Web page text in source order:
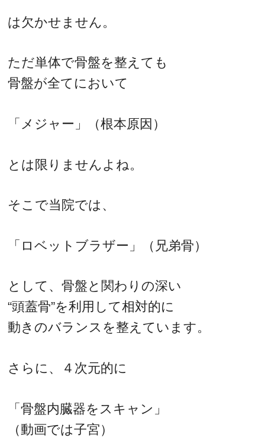
は欠かせません。
ただ単体で骨盤を整えても
骨盤が全てにおいて
「メジャー」（根本原因）
とは限りませんよね。
そこで当院では、
「ロベットブラザー」（兄弟骨）
として、骨盤と関わりの深い
“頭蓋骨”を利用して相対的に
動きのバランスを整えています。
さらに、４次元的に
「骨盤内臓器をスキャン」
（動画では子宮）